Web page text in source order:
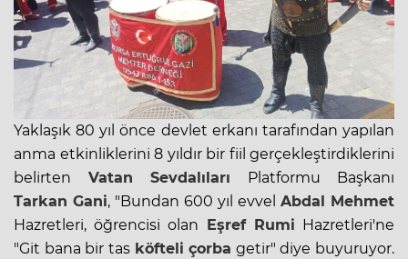
Yaklaşık 80 yıl önce devlet erkanı tarafından yapılan
anma etkinliklerini 8 yıldır bir fiil gerçekleştirdiklerini
belirten Vatan Sevdalıları Platformu Başkanı
Tarkan Gani, "Bundan 600 yıl evvel Abdal Mehmet
Hazretleri, öğrencisi olan Eşref Rumi Hazretleri'ne
"Git bana bir tas köfteli çorba getir" diye buyuruyor.